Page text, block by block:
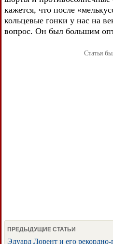
кажется, что после
кольцевые гонки у нас на
вопрос. Он был большим
Статья
ПРЕДЫДУЩИЕ СТАТЬИ
Эдуард Лорент и его